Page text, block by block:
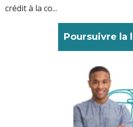
crédit à la co...
Poursuivre la